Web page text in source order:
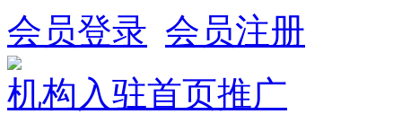
会员登录 会员注册
机构入驻首页推广